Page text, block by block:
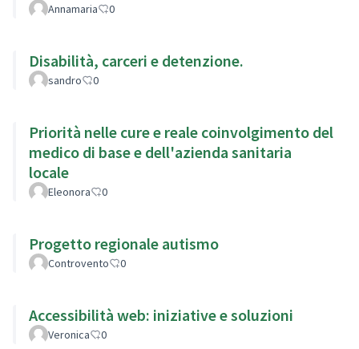
Annamaria 0
Disabilità, carceri e detenzione.
sandro 0
Priorità nelle cure e reale coinvolgimento del
medico di base e dell'azienda sanitaria
locale
Eleonora 0
Progetto regionale autismo
Controvento 0
Accessibilità web: iniziative e soluzioni
Veronica 0